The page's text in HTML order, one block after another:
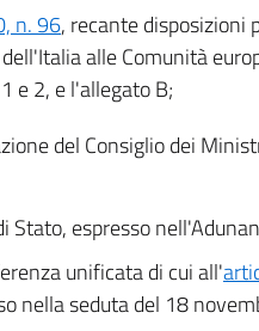
n. 96, recante disposizioni
alle Comunità
e 2, e l'allegato B;
del Consiglio dei
Stato, espresso
unificata di cui all'
nella seduta del 18